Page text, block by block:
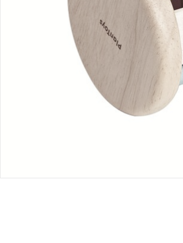
Retoure & Reklamation
Gutscheine & Aktionen